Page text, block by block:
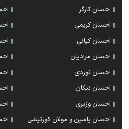
احسان کارگر
احسان کریمی
احسان کیانی
احسان مرادیان
احسان نوردی
احسان نیکان
احسان وزیری
احسان یاسین و مولان کورتیشی